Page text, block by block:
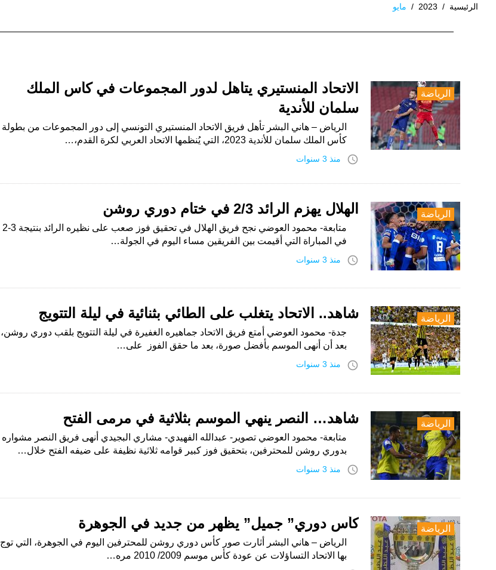
الرئيسية /
2023
/ مايو
2023
الرياضة
الاتحاد المنستيري يتأهل لدور المجموعات في كأس الملك
سلمان للأندية
الرياض – هاني البشر تأهل فريق الاتحاد المنستيري التونسي إلى دور المجموعات من بطولة
كأس الملك سلمان للأندية 2023، التي يُنظمها الاتحاد العربي لكرة القدم،…
access_time منذ 3 سنوات
الرياضة الهلال يهزم الرائد 2/3 في ختام دوري روشن
متابعة- محمود العوضي نجح فريق الهلال في تحقيق فوز صعب على نظيره الرائد بنتيجة 3-2
في المباراة التي أقيمت بين الفريقين مساء اليوم في الجولة…
access_time منذ 3 سنوات
الرياضة شاهد.. الاتحاد يتغلب على الطائي بثنائية في ليلة التتويج
جدة- محمود العوضي أمتع فريق الاتحاد جماهيره الغفيرة في ليلة التتويج بلقب دوري روشن،
بعد أن أنهى الموسم بأفضل صورة، بعد ما حقق الفوز على…
access_time منذ 3 سنوات
الرياضة شاهد… النصر ينهي الموسم بثلاثية في مرمى الفتح
متابعة- محمود العوضي تصوير- عبدالله الفهيدي- مشاري البجيدي أنهى فريق النصر مشواره
بدوري روشن للمحترفين، بتحقيق فوز كبير قوامه ثلاثية نظيفة على ضيفه الفتح خلال…
access_time منذ 3 سنوات
الرياضة كأس دوري” جميل” يظهر من جديد في الجوهرة
الرياض – هاني البشر أثارت صور كأس دوري روشن للمحترفين اليوم في الجوهرة، التي توج
بها الاتحاد التساؤلات عن عودة كأس موسم 2009/ 2010 مره…